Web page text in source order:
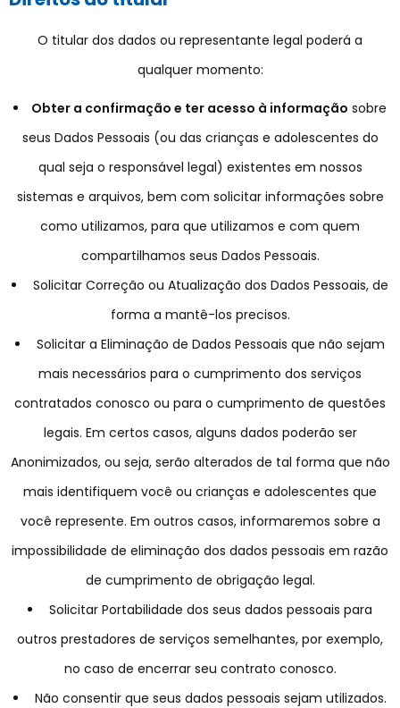
O titular dos dados ou representante legal poderá a
qualquer momento:
Obter a confirmação e ter acesso à informação sobre
seus Dados Pessoais (ou das crianças e adolescentes do
qual seja o responsável legal) existentes em nossos
sistemas e arquivos, bem com solicitar informações sobre
como utilizamos, para que utilizamos e com quem
compartilhamos seus Dados Pessoais.
Solicitar Correção ou Atualização dos Dados Pessoais, de
forma a mantê-los precisos.
Solicitar a Eliminação de Dados Pessoais que não sejam
mais necessários para o cumprimento dos serviços
contratados conosco ou para o cumprimento de questões
legais. Em certos casos, alguns dados poderão ser
Anonimizados, ou seja, serão alterados de tal forma que não
mais identifiquem você ou crianças e adolescentes que
você represente. Em outros casos, informaremos sobre a
impossibilidade de eliminação dos dados pessoais em razão
de cumprimento de obrigação legal.
Solicitar Portabilidade dos seus dados pessoais para
outros prestadores de serviços semelhantes, por exemplo,
no caso de encerrar seu contrato conosco.
Não consentir que seus dados pessoais sejam utilizados.